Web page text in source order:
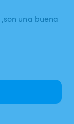
una buena